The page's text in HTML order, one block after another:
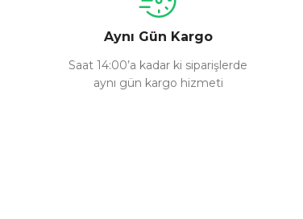
Aynı Gün Kargo
Saat 14:00’a kadar ki siparişlerde
aynı gün kargo hizmeti